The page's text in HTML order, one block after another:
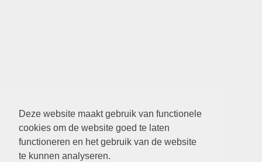
Deze website maakt gebruik van functionele
cookies om de website goed te laten
functioneren en het gebruik van de website
te kunnen analyseren.